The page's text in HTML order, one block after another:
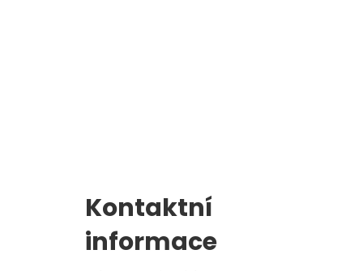
Kontaktní
informace